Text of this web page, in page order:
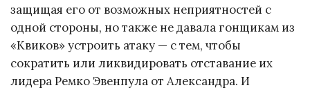
защищая его от возможных неприятностей с
одной стороны, но также не давала гонщикам из
«Квиков» устроить атаку — с тем, чтобы
сократить или ликвидировать отставание их
лидера Ремко Эвенпула от Александра. И